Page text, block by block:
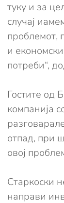
туку и за
случај
проблемот,
и
потреби“,
Гостите од
компанија
отпад, при
овој
Старкоски
направи